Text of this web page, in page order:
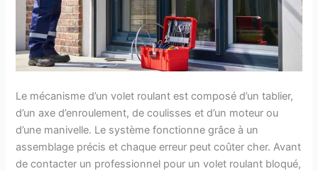
Le mécanisme d’un volet roulant est composé d’un tablier,
d’un axe d’enroulement, de coulisses et d’un moteur ou
d’une manivelle. Le système fonctionne grâce à un
assemblage précis et chaque erreur peut coûter cher. Avant
de contacter un professionnel pour un volet roulant bloqué,